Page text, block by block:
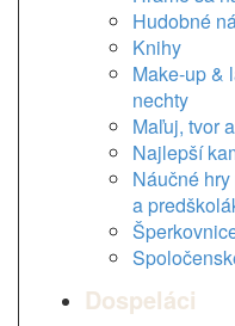
Hudobné
Knihy
Make-up &
nechty
Maľuj, tvor
Najlepší
Náučné
a
Dospeláci